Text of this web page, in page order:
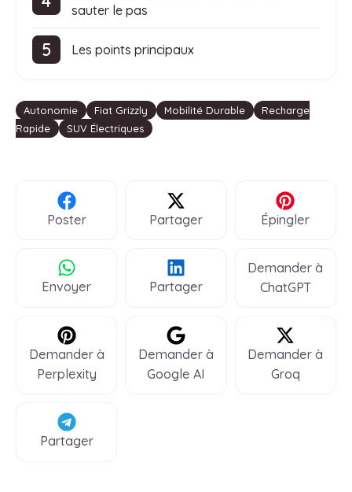
sauter le pas
Les points principaux
Étiquettes
Autonomie Fiat Grizzly Mobilité Durable
Recharge
Rapide
SUV Électriques
Poster Partager Épingler
Envoyer Partager
Demander à
ChatGPT
Demander à
Perplexity
Demander à
Google AI
Demander à
Groq
Partager